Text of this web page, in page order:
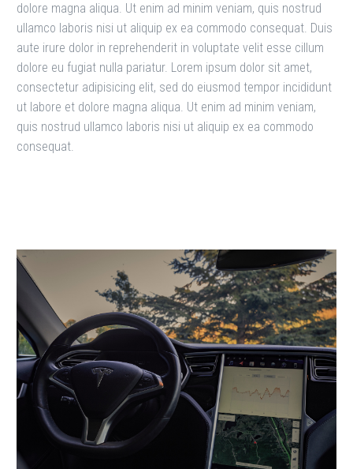
dolore magna aliqua. Ut enim ad minim veniam, quis nostrud
ullamco laboris nisi ut aliquip ex ea commodo consequat. Duis
aute irure dolor in reprehenderit in voluptate velit esse cillum
dolore eu fugiat nulla pariatur. Lorem ipsum dolor sit amet,
consectetur adipisicing elit, sed do eiusmod tempor incididunt
ut labore et dolore magna aliqua. Ut enim ad minim veniam,
quis nostrud ullamco laboris nisi ut aliquip ex ea commodo
consequat.